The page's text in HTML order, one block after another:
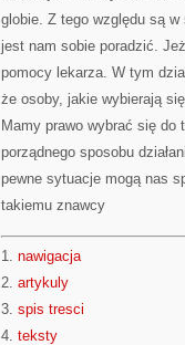
globie. Z tego względu są
jest nam sobie poradzić.
pomocy lekarza. W tym
że osoby, jakie wybierają
Mamy prawo wybrać się
porządnego sposobu
pewne sytuacje mogą nas
takiemu znawcy
1. nawigacja
2. artykuly
3. spis tresci
4. teksty